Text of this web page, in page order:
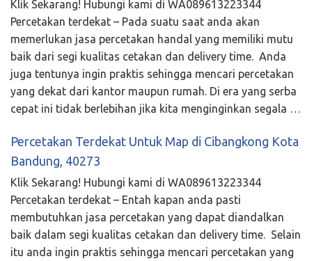
Klik Sekarang! Hubungi kami di WA089613223344
Percetakan terdekat – Pada suatu saat anda akan
memerlukan jasa percetakan handal yang memiliki mutu
baik dari segi kualitas cetakan dan delivery time. Anda
juga tentunya ingin praktis sehingga mencari percetakan
yang dekat dari kantor maupun rumah. Di era yang serba
cepat ini tidak berlebihan jika kita menginginkan segala …
Percetakan Terdekat Untuk Map di Cibangkong Kota
Bandung, 40273
Klik Sekarang! Hubungi kami di WA089613223344
Percetakan terdekat – Entah kapan anda pasti
membutuhkan jasa percetakan yang dapat diandalkan
baik dalam segi kualitas cetakan dan delivery time. Selain
itu anda ingin praktis sehingga mencari percetakan yang